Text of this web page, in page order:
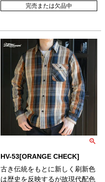
完売または欠品中
HV-53[ORANGE CHECK]
古き伝統をもとに新しく刷新色
は歴史を反映するが故現代配色